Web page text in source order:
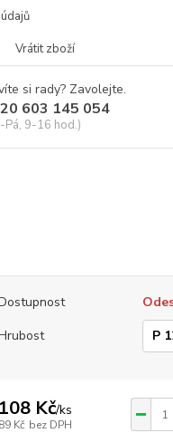
Vrátit zboží
si rady? Zavolejte.
603 145 054
Pá, 9-16 hod.)
108 Kč/ks
89 Kč bez DPH